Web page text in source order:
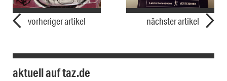
vorheriger artikel nächster artikel
aktuell auf taz.de